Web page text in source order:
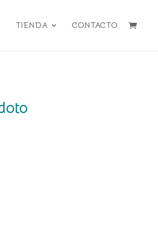
TIENDA CONTACTO